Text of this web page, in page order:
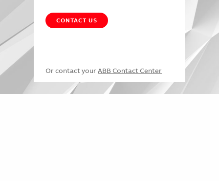
CONTACT US
Or contact your ABB Contact Center